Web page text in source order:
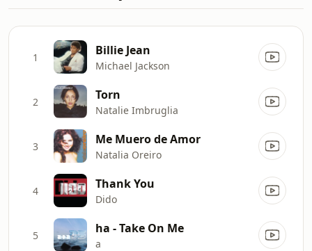
1 Billie Jean
Michael Jackson
2 Torn
Natalie Imbruglia
3 Me Muero de Amor
Natalia Oreiro
4 Thank You
Dido
5 ha - Take On Me
a